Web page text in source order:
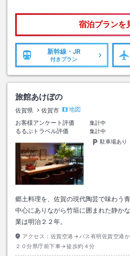
宿泊プランを
新幹線・JR
付きプラン
旅館あけぼの
佐賀県 佐賀市
地図
お客様アンケート評価
集計中
るるぶトラベル評価
集計中
駐車場あり
郷土料理を、佐賀の現代陶芸で味わう
中心にありながら竹垣に囲まれた静か
業は明治２２年。
アクセス： 佐賀空港→バス有明佐賀空港
２０分県庁前下車→徒歩約４分